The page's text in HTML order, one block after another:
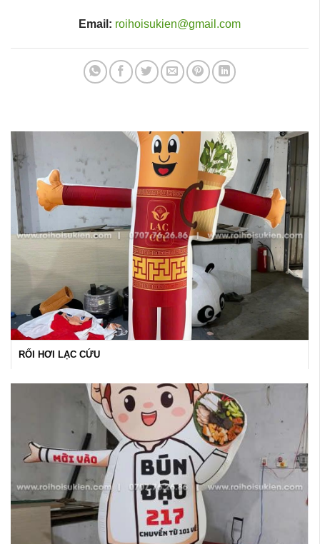
Email: roihoisukien@gmail.com
RỐI HƠI LẠC CỨU